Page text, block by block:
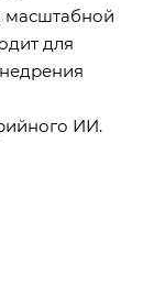
масштабной
для
ИИ.